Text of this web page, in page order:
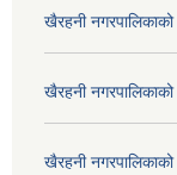
खैरहनी
खैरहनी
खैरहनी